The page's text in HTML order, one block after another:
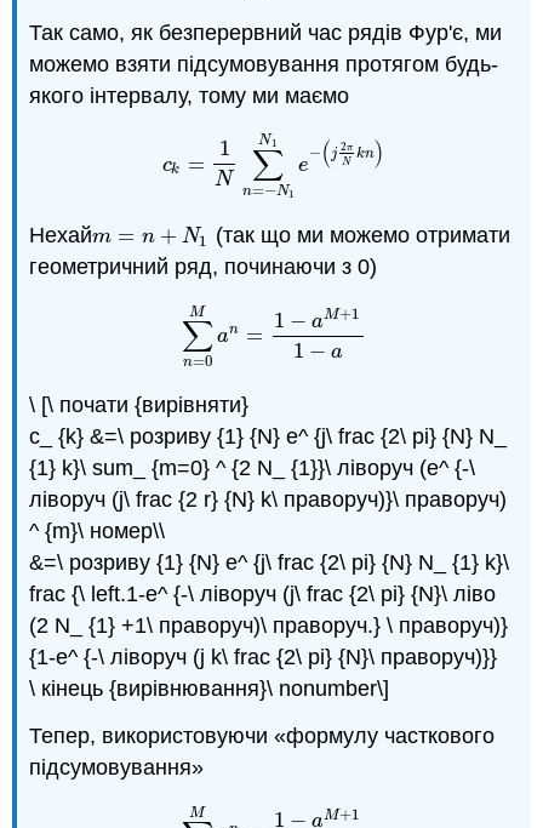
Так само, як безперервний час рядів Фур'є, ми
можемо взяти підсумовування протягом будь-
якого інтервалу, тому ми маємо
ck =
1
N ∑
n=−N1
N1
e
−(j
2π
N
kn)
ck =1 N∑ =− N 1N 1e−(j2
Нехайm = n + N1
m=n +N1
(так що ми можемо отримати
геометричний ряд, починаючи з 0)
∑
n=0
M
an =
1 − aM+1
1 − a
∑ =0Ma n=1−aM+1
\ [\ почати {вирівняти}
c_ {k} &=\ розриву {1} {N} e^ {j\ frac {2\ pi} {N} N_
{1} k}\ sum_ {m=0} ^ {2 N_ {1}}\ ліворуч (e^ {-\
ліворуч (j\ frac {2 r} {N} k\ праворуч)}\ праворуч)
^ {m}\ номер\\
&=\ розриву {1} {N} e^ {j\ frac {2\ pi} {N} N_ {1} k}\
frac {\ left.1-e^ {-\ ліворуч (j\ frac {2\ pi} {N}\ ліво
(2 N_ {1} +1\ праворуч)\ праворуч.} \ праворуч)}
{1-e^ {-\ ліворуч (j k\ frac {2\ pi} {N}\ праворуч)}}
\ кінець {вирівнювання}\ nonumber\]
Тепер, використовуючи «формулу часткового
підсумовування»
M 1 − aM+1